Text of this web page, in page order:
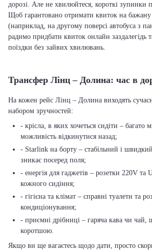
дорозі. Але не хвилюйтеся, короткі зупинки
Щоб гарантовано отримати квиток на бажану
(наприклад, на другому поверсі автобуса з
радимо придбати квиток онлайн заздалегідь
поїздки без зайвих хвилювань.
Трансфер Лінц – Долина: час в
На кожен рейс Лінц – Долина виходять
набором зручностей:
- крісла, в яких хочеться сидіти – багато
можливість відкинутися назад;
- Starlink на борту – стабільний і
зникає посеред поля;
- енергія для гаджетів – розетки 220V та
кожного сидіння;
- гігієна та клімат – справні туалети та
кондиціонування;
- приємні дрібниці – гаряча кава чи чай,
коротшою.
Якщо ви ще вагаєтесь щодо дати, просто